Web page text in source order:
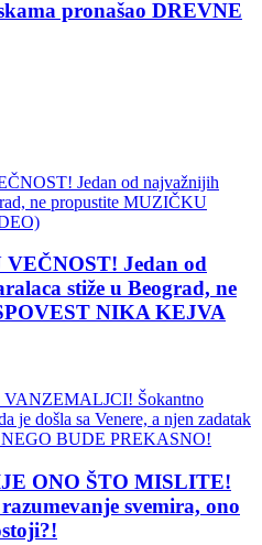
pronašao DREVNE
Jedan od
stiže u Beograd, ne
NIKA KEJVA
ONO ŠTO MISLITE!
svemira, ono